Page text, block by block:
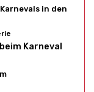
in den
Karneval